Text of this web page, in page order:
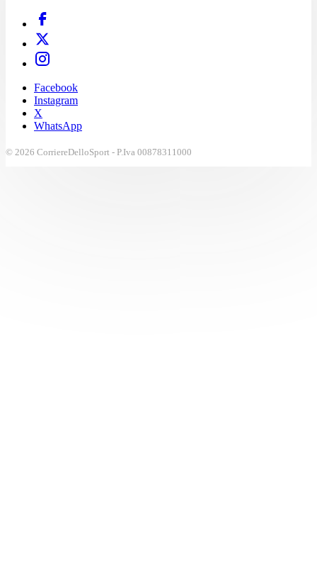
Facebook
Instagram
X
WhatsApp
© 2026 CorriereDelloSport - P.Iva 00878311000